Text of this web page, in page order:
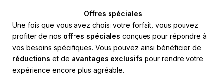
Offres spéciales
Une fois que vous avez choisi votre forfait, vous pouvez
profiter de nos offres spéciales conçues pour répondre à
vos besoins spécifiques. Vous pouvez ainsi bénéficier de
réductions et de avantages exclusifs pour rendre votre
expérience encore plus agréable.